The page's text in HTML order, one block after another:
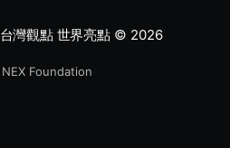
灣觀點 世界亮點© 2026
Foundation